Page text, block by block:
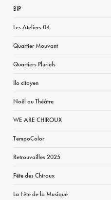
BIP
Les Ateliers 04
Quartier Mouvant
Quartiers Pluriels
Ilo citoyen
Noël au Théâtre
WE ARE CHIROUX
TempoColor
Retrouvailles 2025
Fête des Chiroux
La Fête de la Musique